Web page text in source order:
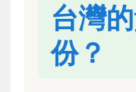
台灣
份？